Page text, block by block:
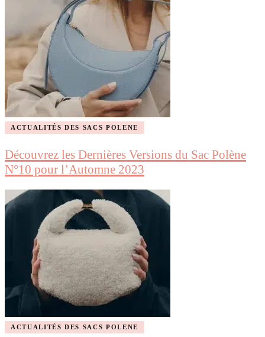
ACTUALITÉS DES SACS POLENE
Découvrez les Dernières Versions du Sac Polène
N°10 pour l’Automne 2023
ACTUALITÉS DES SACS POLENE